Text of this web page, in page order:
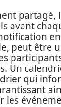
partagé,
avant
peut être
Un
qui
les